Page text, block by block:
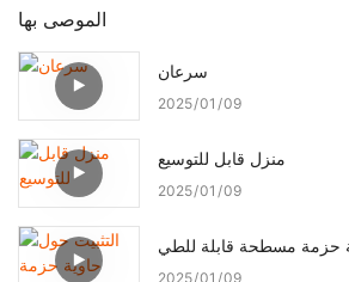
الموصى بها
سرعان
2025 01 09
منزل قابل للتوسيع
2025 01 09
حزمة مسطحة قابلة للطي
2025 01 09